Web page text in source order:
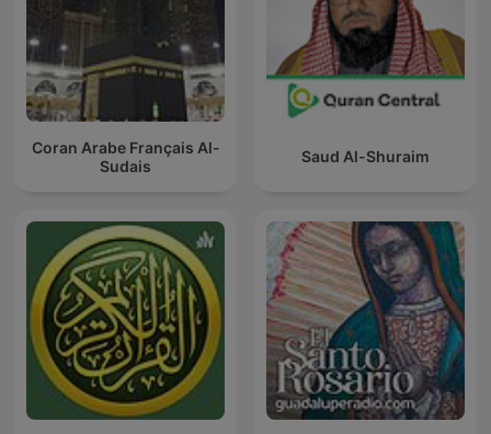
Coran Arabe Français Al-
Sudais
Saud Al-Shuraim